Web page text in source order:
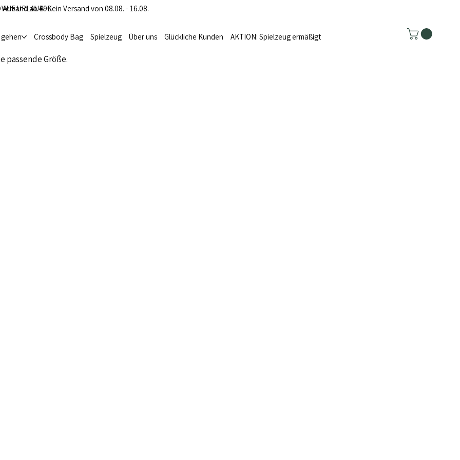
ab 49€
gehen Crossbody Bag Spielzeug Über uns Glückliche Kunden AKTION: Spielzeug ermäßigt
AUF URLAUB: Kein Versand von 08.08. - 16.08.
passende Größe.